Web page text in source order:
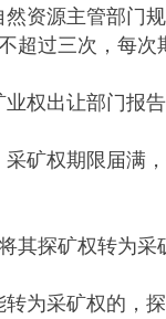
源主管部门规
三次，每次
出让部门报
权期限届满
探矿权转为采
采矿权的，